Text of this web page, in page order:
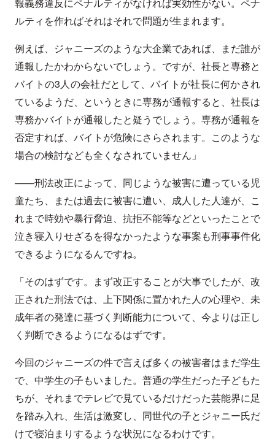
報義務違反にペナルティがなければ実効性がない。ペナ
ルティを作ればそれはそれで問題が生まれます。
例えば、ジャニーズのような大企業であれば、まだ誰が
通報したかわからないでしょう。ですが、社長と専務と
バイトの3人の会社だとして、バイトが社長に何かされ
ているようだ、というときに専務が通報すると、社長は
専務かバイトが通報したと疑うでしょう。専務が通報を
否定すれば、バイトが危険にさらされます。このような
場合の検討なども全くなされていません」
——刑法改正によって、同じような被害に遭っている児
童たち、または過去に被害に遭い、成人した人達が、こ
れまで時効や暴行脅迫、抗拒不能等などといったことで
泣き寝入りせざるを得なかったような事案も刑事事件化
できるようになるんですね。
「そのはずです。まず改正することが大事でしたが、改
正された刑法では、上下関係に置かれた人の心理や、未
成年者の発達に基づく判断能力について、今よりは正し
く判断できるようになるはずです。
今回のジャニーズの件で言えば多くの被害者はまだ学生
で、中学生の子もいました。普通の学生だった子どもた
ちが、それまでテレビで見ているだけだった芸能界に足
を踏み入れ、生活は激変し、同世代の子とジャニー氏だ
けで寝泊まりするような状況になるわけです。